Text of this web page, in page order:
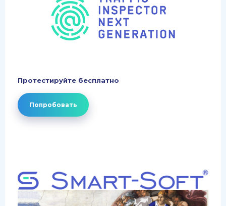
Протестируйте бесплатно
Попробовать